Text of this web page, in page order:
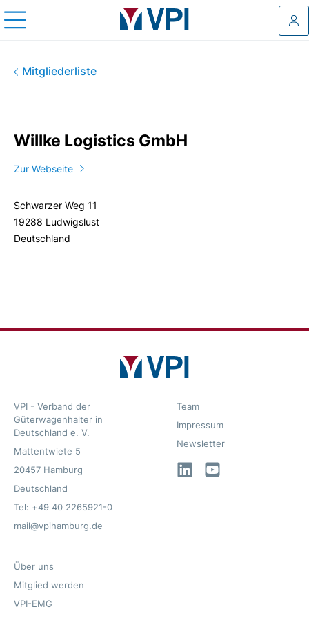
Mitgliederliste
Willke Logistics GmbH
Willke Logistics GmbH
Zur Webseite
Schwarzer Weg 11
19288 Ludwigslust
Deutschland
VPI - Verband der
Güterwagenhalter in
Deutschland e. V.
Mattentwiete 5
20457 Hamburg
Deutschland
Tel: +49 40 2265921-0
mail@vpihamburg.de
Team
Impressum
Newsletter
LinkedInYouTube
Über uns
Mitglied werden
VPI-EMG